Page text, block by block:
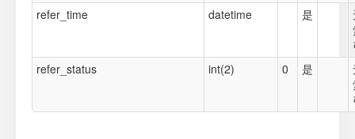
refer_time datetime 是
refer_status
int(2) 0 是